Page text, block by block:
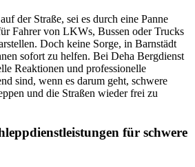
der Straße, sei es durch eine Panne
Fahrer von LKWs, Bussen oder Trucks
Doch keine Sorge, in Barnstädt
sofort zu helfen. Bei Deha Bergdienst
Reaktionen und professionelle
sind, wenn es darum geht, schwere
und die Straßen wieder frei zu
für schwere